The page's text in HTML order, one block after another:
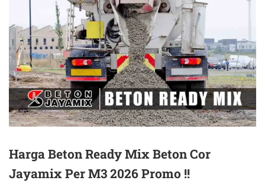
Harga Beton Ready Mix Beton Cor
Jayamix Per M3 2026 Promo !!